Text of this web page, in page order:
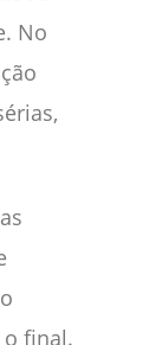
No
final.